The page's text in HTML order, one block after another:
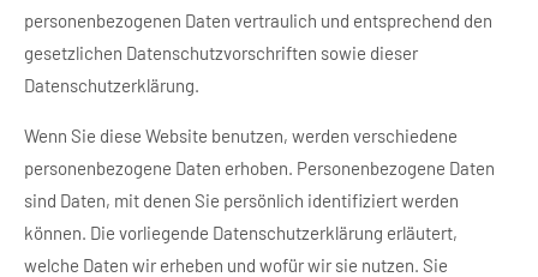
personenbezogenen Daten vertraulich und entsprechend den
gesetzlichen Datenschutzvorschriften sowie dieser
Datenschutzerklärung.
Wenn Sie diese Website benutzen, werden verschiedene
personenbezogene Daten erhoben. Personenbezogene Daten
sind Daten, mit denen Sie persönlich identifiziert werden
können. Die vorliegende Datenschutzerklärung erläutert,
welche Daten wir erheben und wofür wir sie nutzen. Sie